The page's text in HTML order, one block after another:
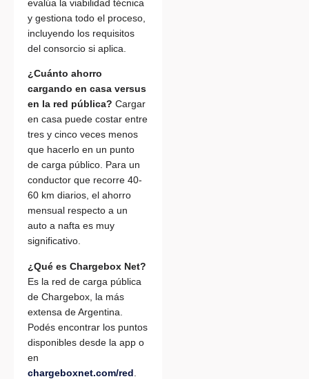
evalúa la viabilidad técnica
y gestiona todo el proceso,
incluyendo los requisitos
del consorcio si aplica.
¿Cuánto ahorro
cargando en casa versus
en la red pública? Cargar
en casa puede costar entre
tres y cinco veces menos
que hacerlo en un punto
de carga público. Para un
conductor que recorre 40-
60 km diarios, el ahorro
mensual respecto a un
auto a nafta es muy
significativo.
¿Qué es Chargebox Net?
Es la red de carga pública
de Chargebox, la más
extensa de Argentina.
Podés encontrar los puntos
disponibles desde la app o
en
chargeboxnet.com/red